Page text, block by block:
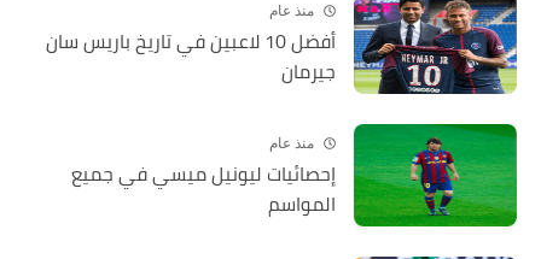
منذ عام
أفضل 10 لاعبين في تاريخ باريس سان
جيرمان
منذ عام
إحصائيات ليونيل ميسي في جميع
المواسم